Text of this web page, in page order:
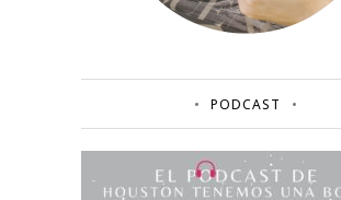
PODCAST